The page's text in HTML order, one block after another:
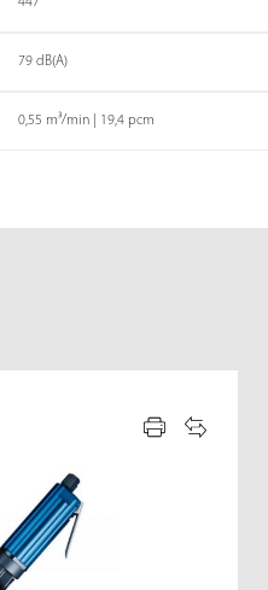
PERFILADOR
79 dB(A)
0,55 m³/min | 19,4 pcm